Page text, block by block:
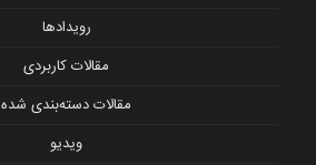
رویدادها
مقالات کاربردی
مقالات دسته‌بندی شده
ویدیو